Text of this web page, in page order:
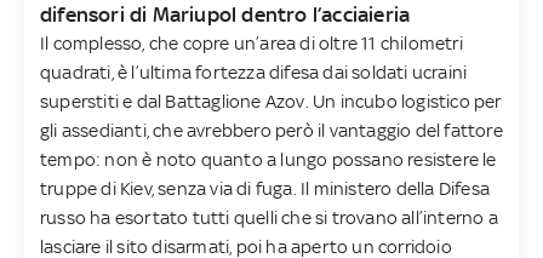
difensori di Mariupol dentro l’acciaieria
Il complesso, che copre un’area di oltre 11 chilometri
quadrati, è l’ultima fortezza difesa dai soldati ucraini
superstiti e dal Battaglione Azov. Un incubo logistico per
gli assedianti, che avrebbero però il vantaggio del fattore
tempo: non è noto quanto a lungo possano resistere le
truppe di Kiev, senza via di fuga. Il ministero della Difesa
russo ha esortato tutti quelli che si trovano all’interno a
lasciare il sito disarmati, poi ha aperto un corridoio